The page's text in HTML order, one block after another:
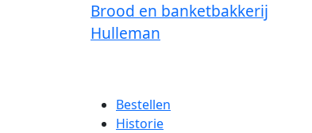
Brood en banketbakkerij
Hulleman
Bestellen
Historie